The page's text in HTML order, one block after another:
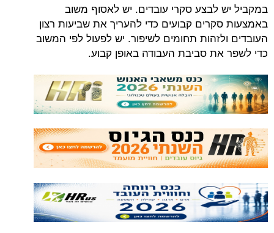
במקביל יש לבצע סקרי עובדים. יש לאסוף משוב
באמצעות סקרים קבועים כדי להעריך את שביעות רצון
העובדים ולזהות תחומים לשיפור. יש לפעול לפי המשוב
כדי לשפר את סביבת העבודה באופן קבוע.